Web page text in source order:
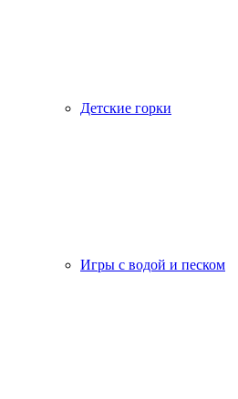
Детские горки
Игры с водой и песком